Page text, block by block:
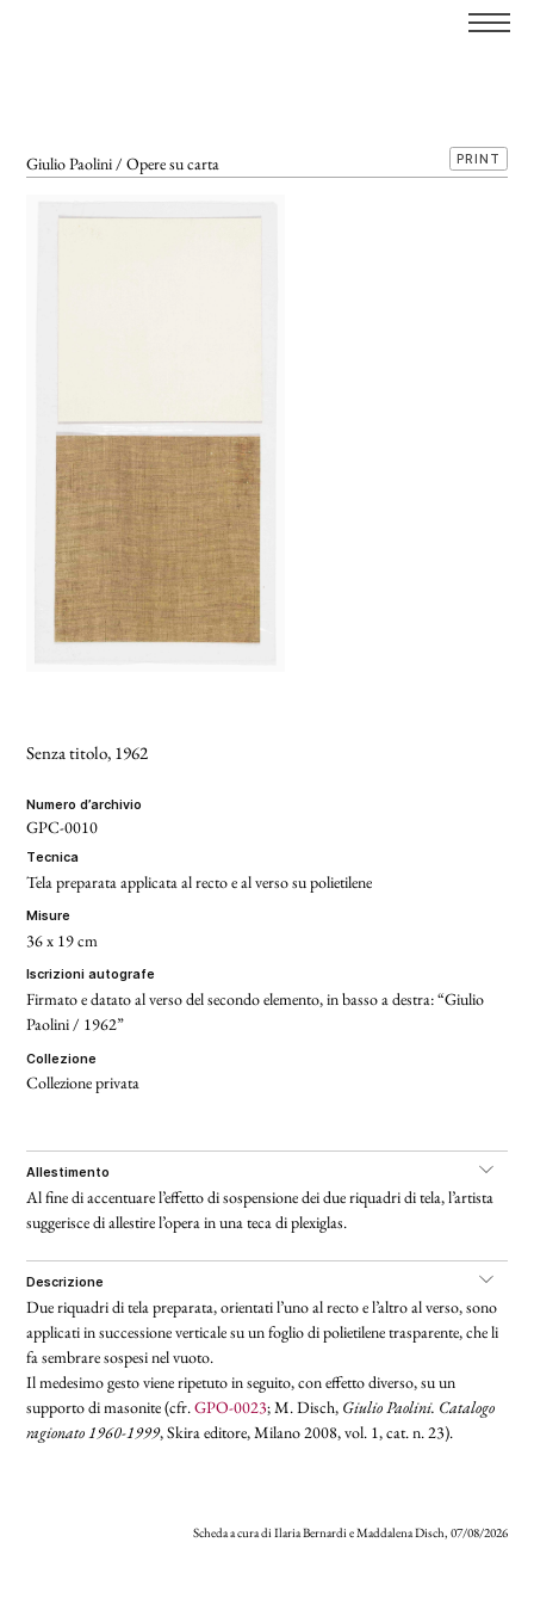
Giulio Paolini / Opere su carta PRINT
Senza titolo, 1962
numero d’archivio
GPC-0010
tecnica
Tela preparata applicata al recto e al verso su polietilene
misure
36 x 19 cm
iscrizioni autografe
Firmato e datato al verso del secondo elemento, in basso a destra: “Giulio
Paolini / 1962”
collezione
Collezione privata
allestimento
Al fine di accentuare l’effetto di sospensione dei due riquadri di tela, l’artista
suggerisce di allestire l’opera in una teca di plexiglas.
descrizione
Due riquadri di tela preparata, orientati l’uno al recto e l’altro al verso, sono
applicati in successione verticale su un foglio di polietilene trasparente, che li
fa sembrare sospesi nel vuoto.
Il medesimo gesto viene ripetuto in seguito, con effetto diverso, su un
supporto di masonite (cfr.GPO-0023; M. Disch, Giulio Paolini. Catalogo
ragionato 1960-1999, Skira editore, Milano 2008, vol. 1, cat. n. 23).
Scheda a cura di Ilaria Bernardi e Maddalena Disch, 07/08/2026